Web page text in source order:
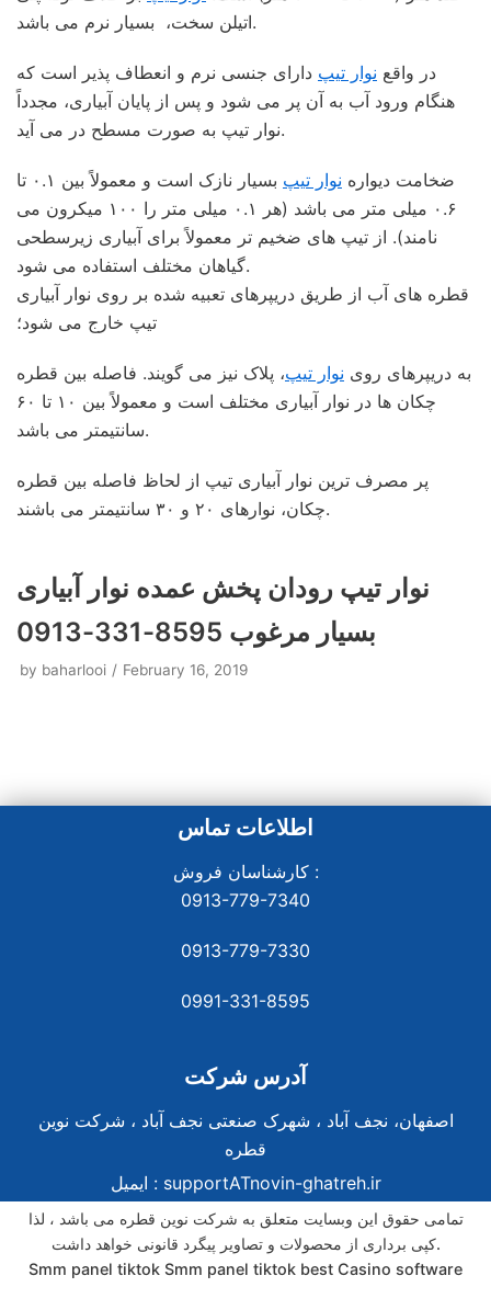
اتیلن سخت، بسیار نرم می باشد.
در واقع نوار تیپ دارای جنسی نرم و انعطاف پذیر است که
هنگام ورود آب به آن پر می شود و پس از پایان آبیاری، مجدداً
نوار تیپ به صورت مسطح در می آید.
ضخامت دیواره نوار تیپ
بسیار نازک است و معمولاً بین ۰.۱ تا
۰.۶ میلی متر می باشد (هر ۰.۱ میلی متر را ۱۰۰ میکرون می
نامند). از تیپ های ضخیم تر معمولاً برای آبیاری زیرسطحی
گیاهان مختلف استفاده می شود.
قطره های آب از طریق دریپرهای تعبیه شده بر روی نوار آبیاری
تیپ خارج می شود؛
به دریپرهای روی نوار تیپ، پلاک نیز می گویند. فاصله بین قطره
چکان ها در نوار آبیاری مختلف است و معمولاً بین ۱۰ تا ۶۰
سانتیمتر می باشد.
پر مصرف ترین نوار آبیاری تیپ از لحاظ فاصله بین قطره
چکان، نوارهای ۲۰ و ۳۰ سانتیمتر می باشند.
نوار تیپ رودان پخش عمده نوار آبیاری
بسیار مرغوب 8595-331-0913
by baharlooi February 16, 2019
اطلاعات تماس
کارشناسان فروش :
0913-779-7340
0913-779-7330
0991-331-8595
آدرس شرکت
اصفهان، نجف آباد ، شهرک صنعتی نجف آباد ، شرکت نوین
قطره
ایمیل : supportATnovin-ghatreh.ir
تمامی حقوق این وبسایت متعلق به شرکت نوین قطره می باشد ، لذا
کپی برداری از محصولات و تصاویر پیگرد قانونی خواهد داشت.
Smm panel tiktok Smm panel tiktok best Casino software